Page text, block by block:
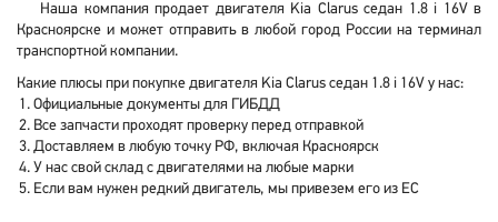
Наша компания продает двигателя Kia Clarus седан 1.8 i 16V в
Красноярске и может отправить в любой город России на терминал
транспортной компании.
Какие плюсы при покупке двигателя Kia Clarus седан 1.8 i 16V у нас:
Официальные документы для ГИБДД
Все запчасти проходят проверку перед отправкой
Доставляем в любую точку РФ, включая Красноярск
У нас свой склад с двигателями на любые марки
Если вам нужен редкий двигатель, мы привезем его из ЕС